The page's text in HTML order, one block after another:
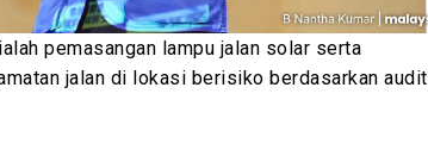
pemasangan lampu jalan solar serta
jalan di lokasi berisiko berdasarkan audit